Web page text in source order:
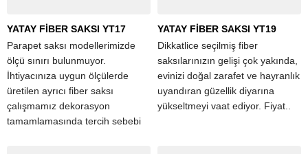
YATAY FİBER SAKSI YT17
Parapet saksı modellerimizde
ölçü sınırı bulunmuyor.
İhtiyacınıza uygun ölçülerde
üretilen ayrıcı fiber saksı
çalışmamız dekorasyon
tamamlamasında tercih sebebi
YATAY FİBER SAKSI YT19
Dikkatlice seçilmiş fiber
saksılarınızın gelişi çok yakında,
evinizi doğal zarafet ve hayranlık
uyandıran güzellik diyarına
yükseltmeyi vaat ediyor. Fiyat..